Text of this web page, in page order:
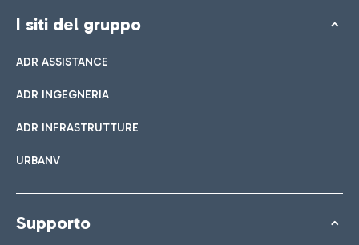
I siti del gruppo
ADR ASSISTANCE
ADR INGEGNERIA
ADR INFRASTRUTTURE
URBANV
Supporto